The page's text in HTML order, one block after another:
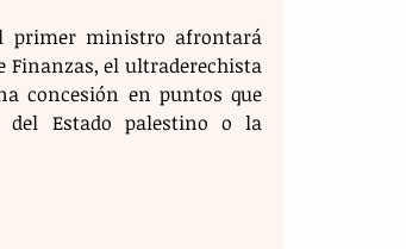
primer ministro afrontará
Finanzas, el ultraderechista
concesión en puntos que
del Estado palestino o la